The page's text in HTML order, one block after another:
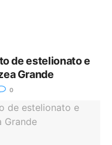
de estelionato e
Grande
0